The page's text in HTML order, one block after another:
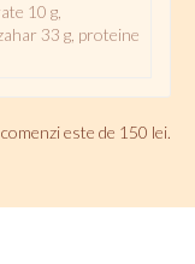
10 g,
33 g, proteine
este de 150 lei.